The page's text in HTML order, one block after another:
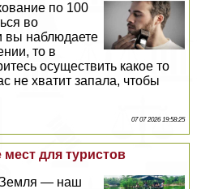
по 100
во
вы наблюдаете
то в
осуществить какое то
не хватит запала, чтобы
07 07 2026 19:58:25
для туристов
— наш